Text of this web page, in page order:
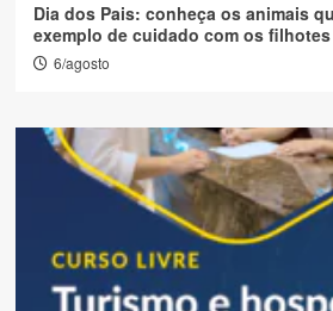
Dia dos Pais: conheça os animais
exemplo de cuidado com os filhotes
6/agosto